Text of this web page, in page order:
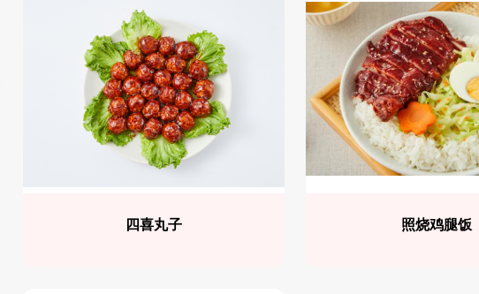
四喜丸子 照烧鸡腿饭